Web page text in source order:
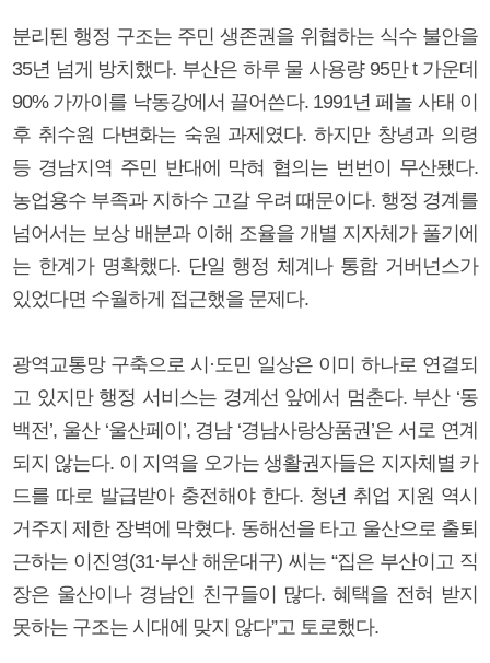
분리된 행정 구조는 주민 생존권을 위협하는 식수 불안을
35년 넘게 방치했다. 부산은 하루 물 사용량 95만 t 가운데
90% 가까이를 낙동강에서 끌어쓴다. 1991년 페놀 사태 이
후 취수원 다변화는 숙원 과제였다. 하지만 창녕과 의령
등 경남지역 주민 반대에 막혀 협의는 번번이 무산됐다.
농업용수 부족과 지하수 고갈 우려 때문이다. 행정 경계를
넘어서는 보상 배분과 이해 조율을 개별 지자체가 풀기에
는 한계가 명확했다. 단일 행정 체계나 통합 거버넌스가
있었다면 수월하게 접근했을 문제다.
광역교통망 구축으로 시·도민 일상은 이미 하나로 연결되
고 있지만 행정 서비스는 경계선 앞에서 멈춘다. 부산 ‘동
백전’, 울산 ‘울산페이’, 경남 ‘경남사랑상품권’은 서로 연계
되지 않는다. 이 지역을 오가는 생활권자들은 지자체별 카
드를 따로 발급받아 충전해야 한다. 청년 취업 지원 역시
거주지 제한 장벽에 막혔다. 동해선을 타고 울산으로 출퇴
근하는 이진영(31·부산 해운대구) 씨는 “집은 부산이고 직
장은 울산이나 경남인 친구들이 많다. 혜택을 전혀 받지
못하는 구조는 시대에 맞지 않다”고 토로했다.